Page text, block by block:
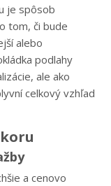
je spôsob
tom, či bude
alebo
podlahy
ale ako
celkový vzhľad
a cenovo